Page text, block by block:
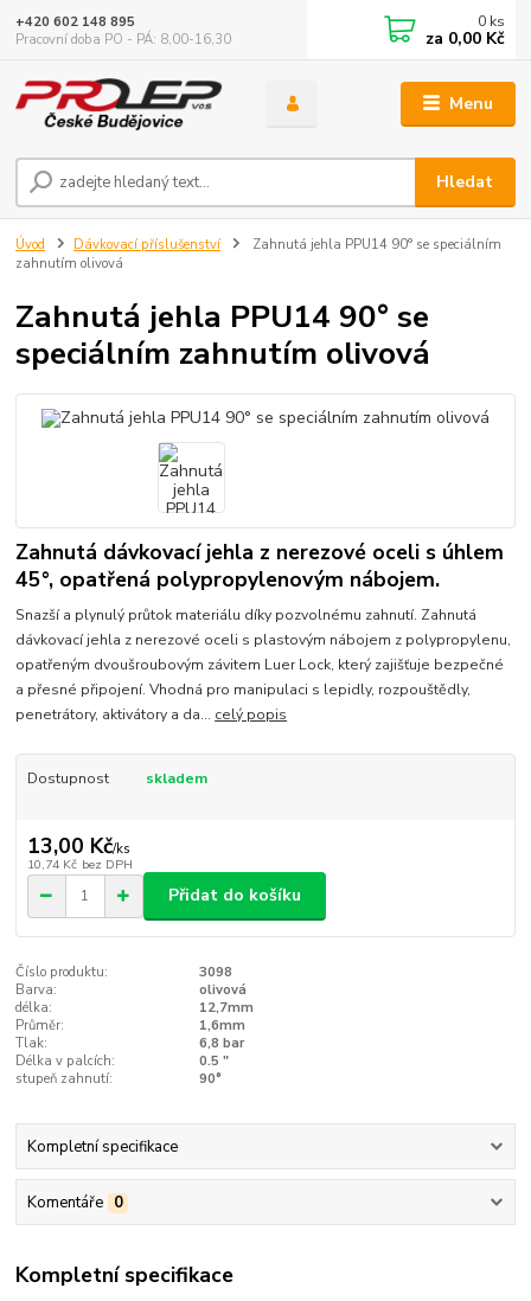
Menu
Hledat
+420 602 148 895
Pracovní doba PO - PÁ: 8,00-16,30
0 ks
za 0,00 Kč
Úvod Dávkovací příslušenství
Zahnutá jehla PPU14 90° se speciálním
zahnutím olivová
Zahnutá jehla PPU14 90° se
speciálním zahnutím olivová
Zahnutá dávkovací jehla z nerezové oceli s úhlem
45°, opatřená polypropylenovým nábojem.
Snazší a plynulý průtok materiálu díky pozvolnému zahnutí. Zahnutá
dávkovací jehla z nerezové oceli s plastovým nábojem z polypropylenu,
opatřeným dvoušroubovým závitem Luer Lock, který zajišťuje bezpečné
a přesné připojení. Vhodná pro manipulaci s lepidly, rozpouštědly,
penetrátory, aktivátory a da... celý popis
Dostupnost skladem
13,00 Kč/ks
10,74 Kč bez DPH
Přidat do košíku
Číslo produktu:
3098
Barva:
olivová
délka:
12,7mm
Průměr:
1,6mm
Tlak:
6,8 bar
Délka v palcích:
0.5 "
stupeň zahnutí:
90°
Kompletní specifikace
Komentáře 0
Kompletní specifikace